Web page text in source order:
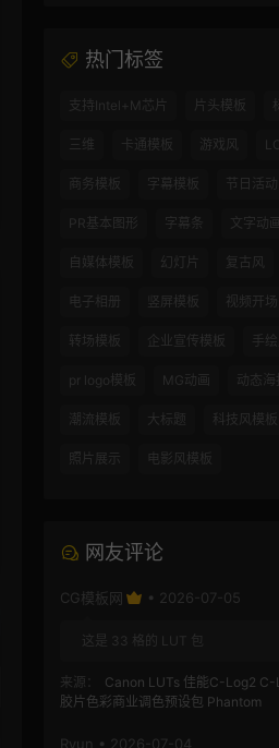
热门标签
支持Intel+M芯片 片头模板
三维 卡通模板 游戏风
商务模板 字幕模板 节日活动
PR基本图形 字幕条 文字动
自媒体模板 幻灯片 复古风
电子相册 竖屏模板 视频开场
转场模板 企业宣传模板 手绘
pr logo模板 MG动画 动态海
潮流模板 大标题 科技风模板
照片展示 电影风模板
网友评论
CG模板网 • 2026-07-05
这是 33 格的 LUT 包
来源：
Canon LUTs 佳能C-Log2 C-
胶片色彩商业调色预设包 Phantom
Ryun • 2026-07-04